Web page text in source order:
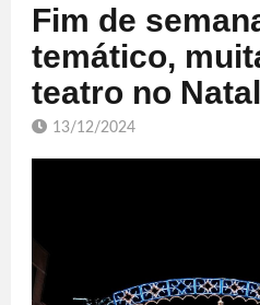
Fim de
temático,
teatro no
13/12/2024